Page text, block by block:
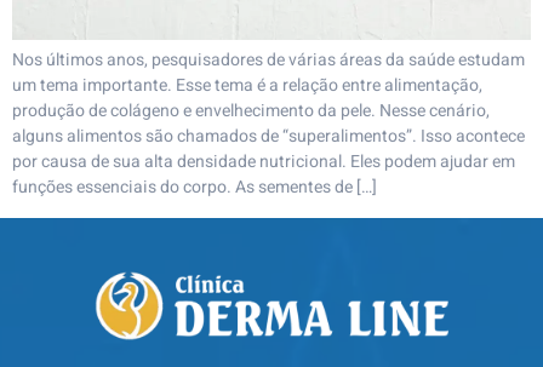
Nos últimos anos, pesquisadores de várias áreas da saúde estudam
um tema importante. Esse tema é a relação entre alimentação,
produção de colágeno e envelhecimento da pele. Nesse cenário,
alguns alimentos são chamados de “superalimentos”. Isso acontece
por causa de sua alta densidade nutricional. Eles podem ajudar em
funções essenciais do corpo. As sementes de […]